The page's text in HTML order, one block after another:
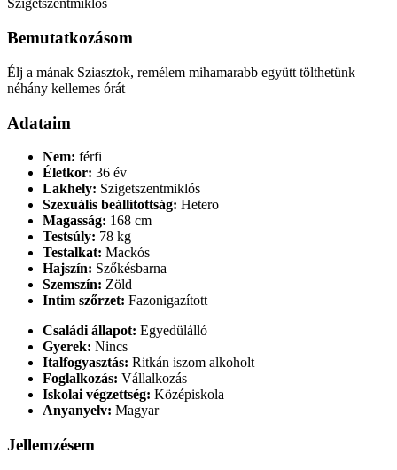
Szigetszentmiklós
Bemutatkozásom
Élj a mának Sziasztok, remélem mihamarabb együtt tölthetünk
néhány kellemes órát
Adataim
Nem: férfi
Életkor: 36 év
Lakhely: Szigetszentmiklós
Szexuális beállítottság: Hetero
Magasság: 168 cm
Testsúly: 78 kg
Testalkat: Mackós
Hajszín: Szőkésbarna
Szemszín: Zöld
Intim szőrzet: Fazonigazított
Családi állapot: Egyedülálló
Gyerek: Nincs
Italfogyasztás: Ritkán iszom alkoholt
Foglalkozás: Vállalkozás
Iskolai végzettség: Középiskola
Anyanyelv: Magyar
Jellemzésem